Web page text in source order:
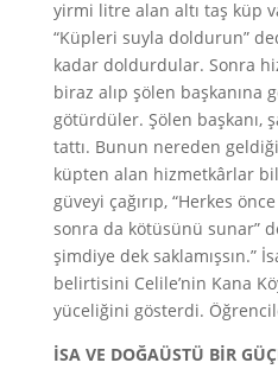
yirmi litre alan altı taş küp
“Küpleri suyla doldurun”
kadar doldurdular. Sonra
biraz alıp şölen başkanına
götürdüler. Şölen başkanı,
tattı. Bunun nereden
küpten alan hizmetkârlar
güveyi çağırıp, “Herkes
sonra da kötüsünü sunar”
şimdiye dek saklamışsın.”
belirtisini Celile’nin Kana
yüceliğini gösterdi.
İSA VE DOĞAÜSTÜ BİR